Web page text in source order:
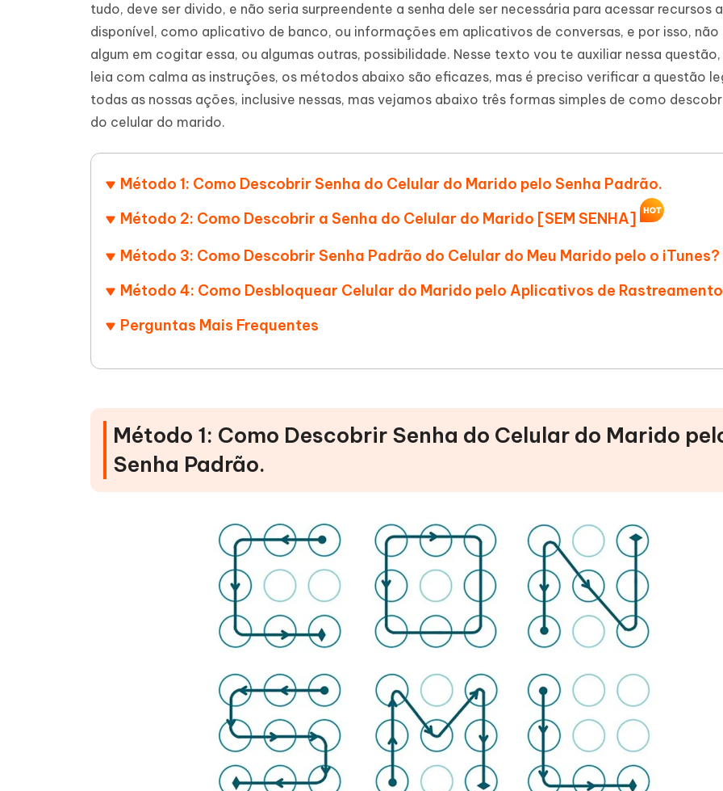
iAnyGo- iOS APP
Alterar a localização do iPhone sem PC
iAnyGo - APP GPS Falso para
Android
Novo
Alterar a localização do Android sem PC
iCareFone Transferir APP
Transferir bate-papo do Whatsapp
Android/iPhone
UltData for Android APP
Recuperar dados do Android sem PC
Cleanup Pro APP
Escreva de forma mais inteligente,
rápida e melhor com IA
Transforme o conteúdo da IA em algo
semelhante ao humano
tudo, deve ser divido, e não seria surpreendente a senha dele ser necessária para acessar recursos
disponível, como aplicativo de banco, ou informações em aplicativos de conversas, e por isso, não
algum em cogitar essa, ou algumas outras, possibilidade. Nesse texto vou te auxiliar nessa
leia com calma as instruções, os métodos abaixo são eficazes, mas é preciso verificar a questão
todas as nossas ações, inclusive nessas, mas vejamos abaixo três formas simples de como
do celular do marido.
Método 1: Como Descobrir Senha do Celular do Marido pelo Senha Padrão.
Método 2: Como Descobrir a Senha do Celular do Marido [SEM SENHA]
Método 3: Como Descobrir Senha Padrão do Celular do Meu Marido pelo o iTunes?
Método 4: Como Desbloquear Celular do Marido pelo Aplicativos de Rastreamento
Perguntas Mais Frequentes
Método 1: Como Descobrir Senha do Celular do Marido
Senha Padrão.